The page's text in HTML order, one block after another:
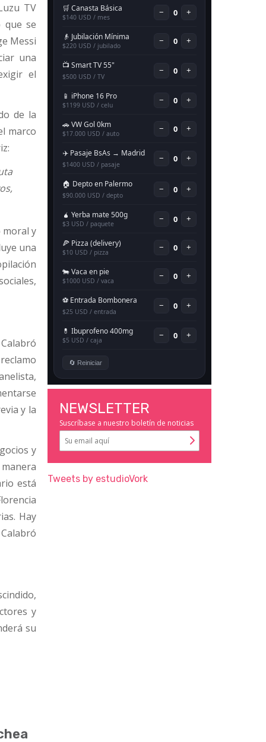
TV
que se
Messi
una
el
de la
marco
moral y
una
y la
y
está
Hay
y
su
NEWSLETTER
Suscríbase a nuestro boletín de noticias
Tweets by estudioVork